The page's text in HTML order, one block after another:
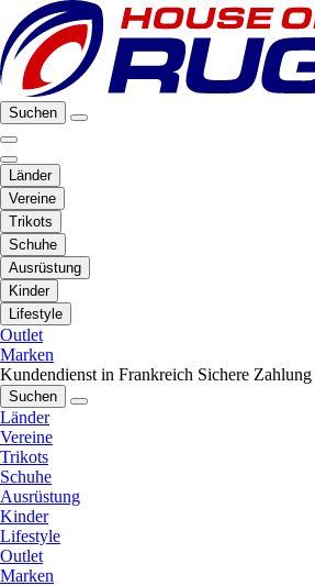
Suchen
Länder
Vereine
Trikots
Schuhe
Ausrüstung
Kinder
Lifestyle
Outlet
Marken
Kundendienst in Frankreich Sichere Zahlung
Suchen
Länder
Vereine
Trikots
Schuhe
Ausrüstung
Kinder
Lifestyle
Outlet
Marken